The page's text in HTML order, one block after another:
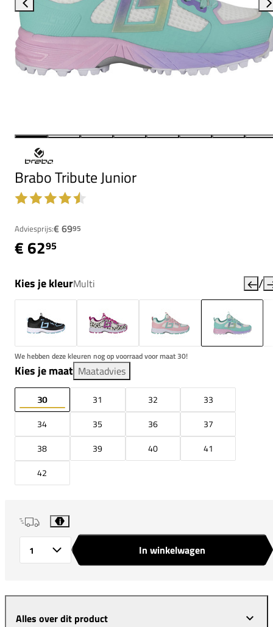
Brabo Tribute Junior
Adviesprijs:€ 6995
€ 6295
Kies je kleurMulti /
We hebben deze kleuren nog op voorraad voor maat 30!
Kies je maat Maatadvies
30 31 32
33
34
35 36
37
38
39 40
41
42
i
In winkelwagen
Alles over dit product